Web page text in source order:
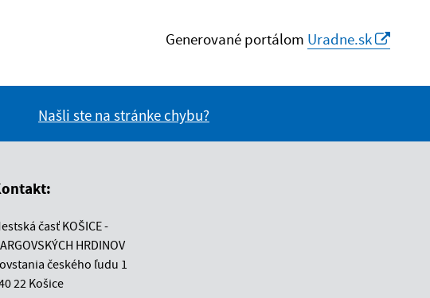
Generované portálom Uradne.sk
Našli ste na stránke chybu?
časť KOŠICE -
HRDINOV
českého ľudu 1
22 Košice